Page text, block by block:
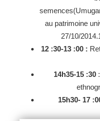
au patrimoine
27/10/
12 :30-13 :00 :
14h35-15 :30
15h30- 17